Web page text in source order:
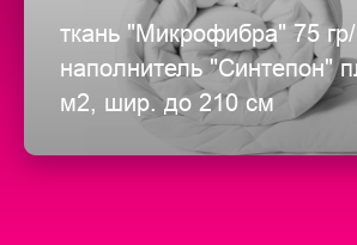
ткань "Микрофибра" 75
наполнитель "Синтепон"
м2, шир. до 210 см